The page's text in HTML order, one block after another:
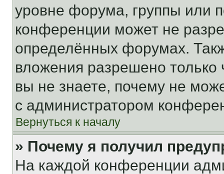
уровне форума, группы или
конференции может не
определённых форумах.
вложения разрешено
вы не знаете, почему не
с администратором
Вернуться к началу
» Почему я получил
На каждой конференции